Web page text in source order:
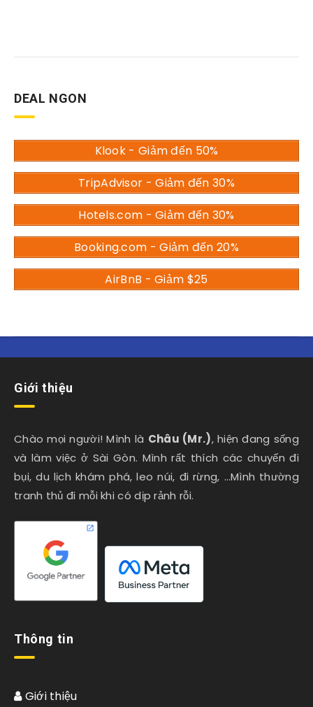
DEAL NGON
Klook - Giảm đến 50%
TripAdvisor - Giảm đến 30%
Hotels.com - Giảm đến 30%
Booking.com - Giảm đến 20%
AirBnB - Giảm $25
Giới thiệu
Chào mọi người! Mình là Châu (Mr.), hiện đang sống
và làm việc ở Sài Gòn. Mình rất thích các chuyến đi
bụi, du lịch khám phá, leo núi, đi rừng, …Mình thường
tranh thủ đi mỗi khi có dịp rảnh rỗi.
Thông tin
Giới thiệu